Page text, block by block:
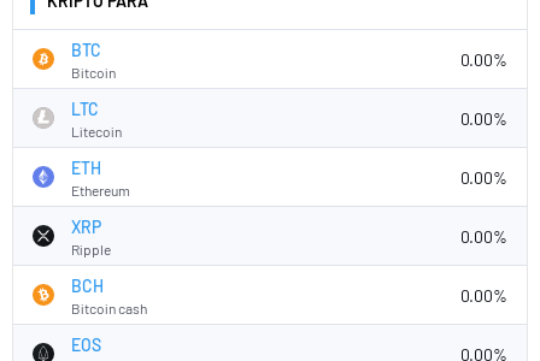
BTC
Bitcoin
0.00%
LTC
Litecoin
0.00%
ETH
Ethereum
0.00%
XRP
Ripple
0.00%
BCH
Bitcoin cash
0.00%
EOS 0.00%